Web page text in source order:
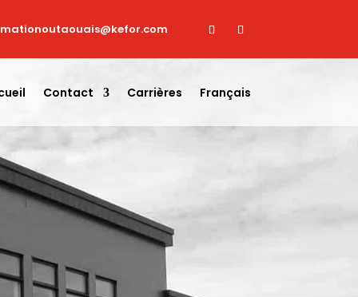
Contact Carrières Français